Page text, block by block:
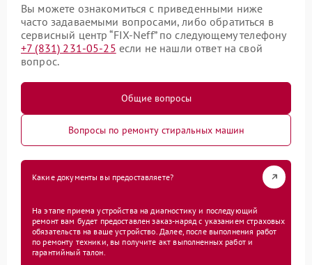
Вы можете ознакомиться с приведенными ниже
часто задаваемыми вопросами, либо обратиться в
сервисный центр “FIX-Neff” по следующему телефону
+7 (831) 231-05-25 если не нашли ответ на свой
вопрос.
Общие вопросы
Вопросы по ремонту стиральных машин
Какие документы вы предоставляете?
На этапе приема устройства на диагностику и последующий
ремонт вам будет предоставлен заказ-наряд с указанием страховых
обязательств на ваше устройство. Далее, после выполнения работ
по ремонту техники, вы получите акт выполненных работ и
гарантийный талон.